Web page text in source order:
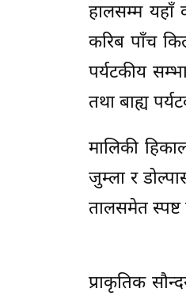
हालसम्म यहाँ
करिब पाँच
पर्यटकीय
तथा बाह्य
मालिकी
जुम्ला र
तालसमेत
प्राकृतिक